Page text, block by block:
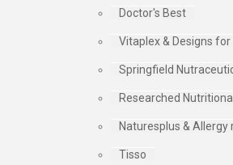
Doctor's Best
Vitaplex & Designs for
Springfield
Researched
Naturesplus & Allergy
Tisso